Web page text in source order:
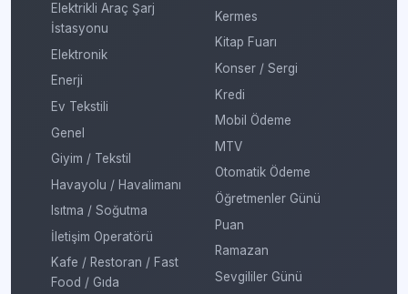
Elektrikli Araç Şarj
İstasyonu
Elektronik
Enerji
Ev Tekstili
Genel
Giyim / Tekstil
Havayolu / Havalimanı
Isıtma / Soğutma
İletişim Operatörü
Kafe / Restoran / Fast
Food / Gıda
Kermes
Kitap Fuarı
Konser / Sergi
Kredi
Mobil Ödeme
MTV
Otomatik Ödeme
Öğretmenler Günü
Puan
Ramazan
Sevgililer Günü